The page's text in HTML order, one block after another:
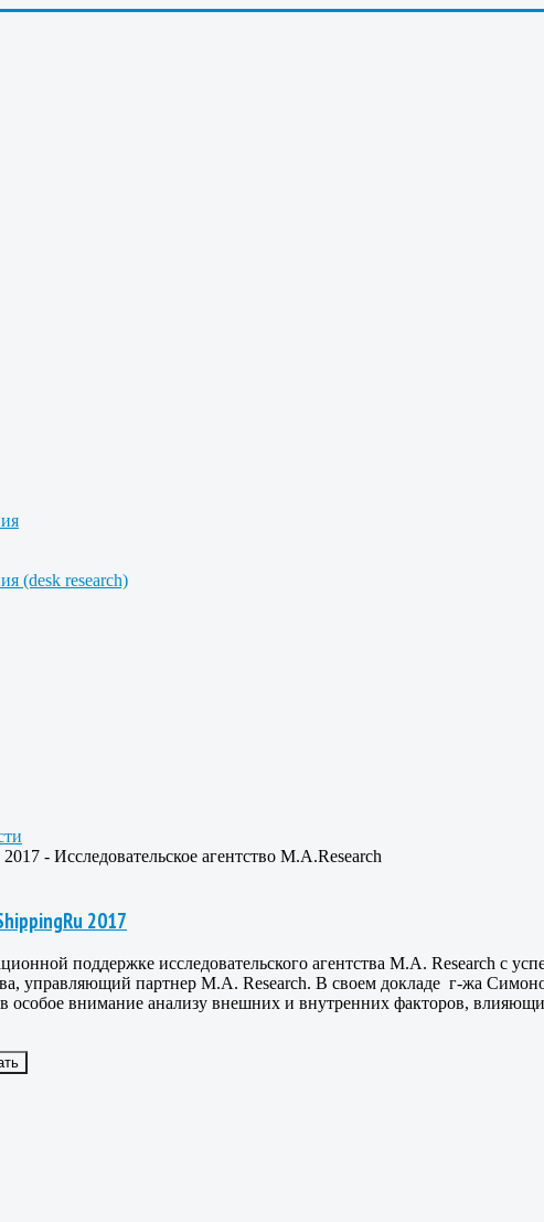
(desk research)
- Исследовательское агентство M.A.Research
2017
поддержке исследовательского агентства M.A. Research с
управляющий партнер M.A. Research. В своем докладе г-жа
особое внимание анализу внешних и внутренних факторов,